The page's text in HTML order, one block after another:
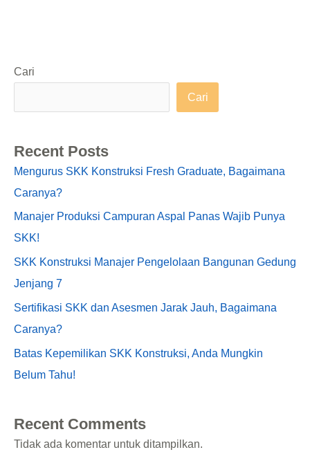
Cari
Cari
Recent Posts
Mengurus SKK Konstruksi Fresh Graduate, Bagaimana
Caranya?
Manajer Produksi Campuran Aspal Panas Wajib Punya
SKK!
SKK Konstruksi Manajer Pengelolaan Bangunan Gedung
Jenjang 7
Sertifikasi SKK dan Asesmen Jarak Jauh, Bagaimana
Caranya?
Batas Kepemilikan SKK Konstruksi, Anda Mungkin
Belum Tahu!
Recent Comments
Tidak ada komentar untuk ditampilkan.